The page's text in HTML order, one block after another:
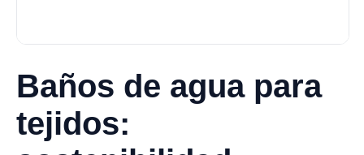
Baños de agua para
tejidos: